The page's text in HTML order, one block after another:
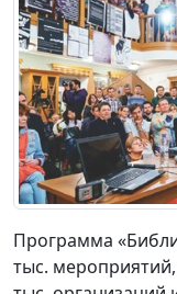
Программа
тыс.